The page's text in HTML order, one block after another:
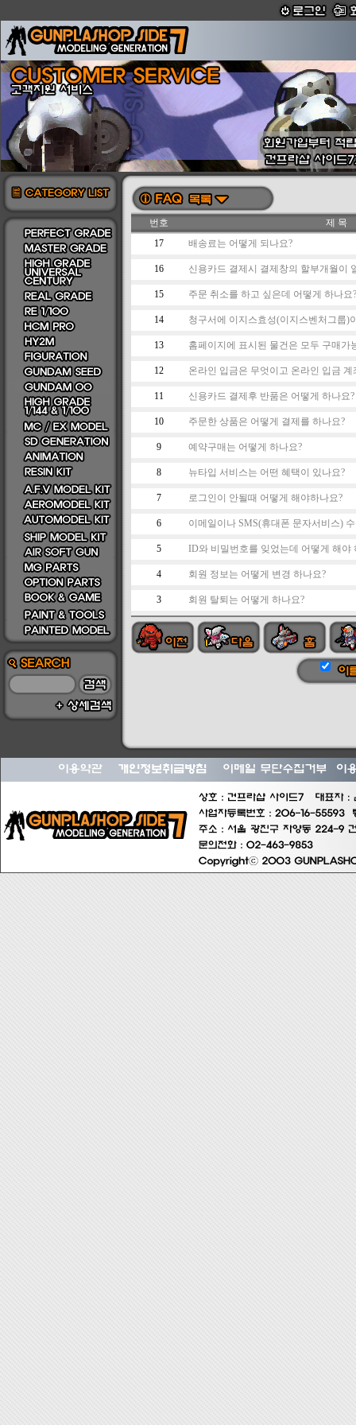
번호
제 목
17
배송료는 어떻게 되나요?
16 신용카드 결제시 결제창의 할부개월이
15 주문 취소를 하고 싶은데 어떻게 하나요?
14 청구서에 이지스효성(이지스벤처그룹)
13 홈페이지에 표시된 물건은 모두 구매가
12 온라인 입금은 무엇이고 온라인 입금 계
11 신용카드 결제후 반품은 어떻게 하나요?
10 주문한 상품은 어떻게 결제를 하나요?
9 예약구매는 어떻게 하나요?
8 뉴타입 서비스는 어떤 혜택이 있나요?
7 로그인이 안될때 어떻게 해야하나요?
6 이메일이나 SMS(휴대폰 문자서비스)
5 ID와 비밀번호를 잊었는데 어떻게 해야
4 회원 정보는 어떻게 변경 하나요?
3 회원 탈퇴는 어떻게 하나요?